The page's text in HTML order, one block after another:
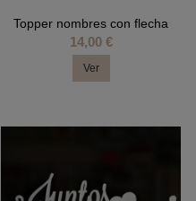
Topper nombres con flecha
14,00 €
Ver